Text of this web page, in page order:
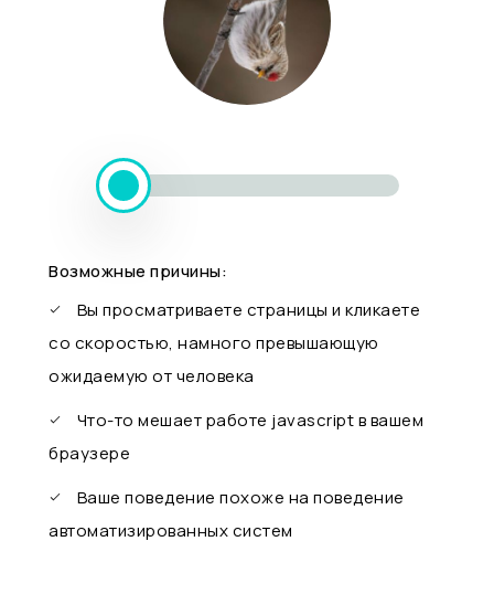
Возможные причины:
Вы просматриваете страницы и кликаете
со скоростью, намного превышающую
ожидаемую от человека
Что-то мешает работе javascript в вашем
браузере
Ваше поведение похоже на поведение
автоматизированных систем